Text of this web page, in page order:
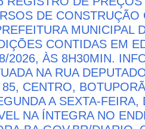
DE CONSTRUÇÃO
MUNICIPAL
CONTIDAS EM
2026, ÀS 8H30MIN.
NA RUA
CENTRO,
A SEXTA-
NA ÍNTEGRA NO